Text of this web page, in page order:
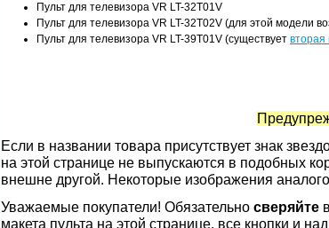
Пульт для телевизора VR LT-32T01V
Пульт для телевизора VR LT-32T02V (для этой модели
Пульт для телевизора VR LT-39T01V (существует вторая
Если в названии товара присутствует знак
на этой странице не выпускаются в подобных
внешне другой. Некоторые изображения
Уважаемые покупатели! Обязательно сверяйте
макета пульта на этой странице, все кнопки и